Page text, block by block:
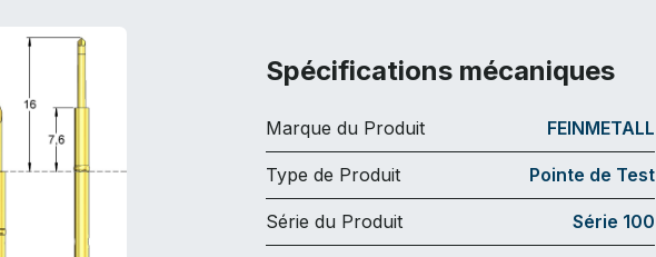
Spécifications mécaniques
Marque du Produit FEINMETALL
Type de Produit Pointe de Test
Série du Produit Série 100